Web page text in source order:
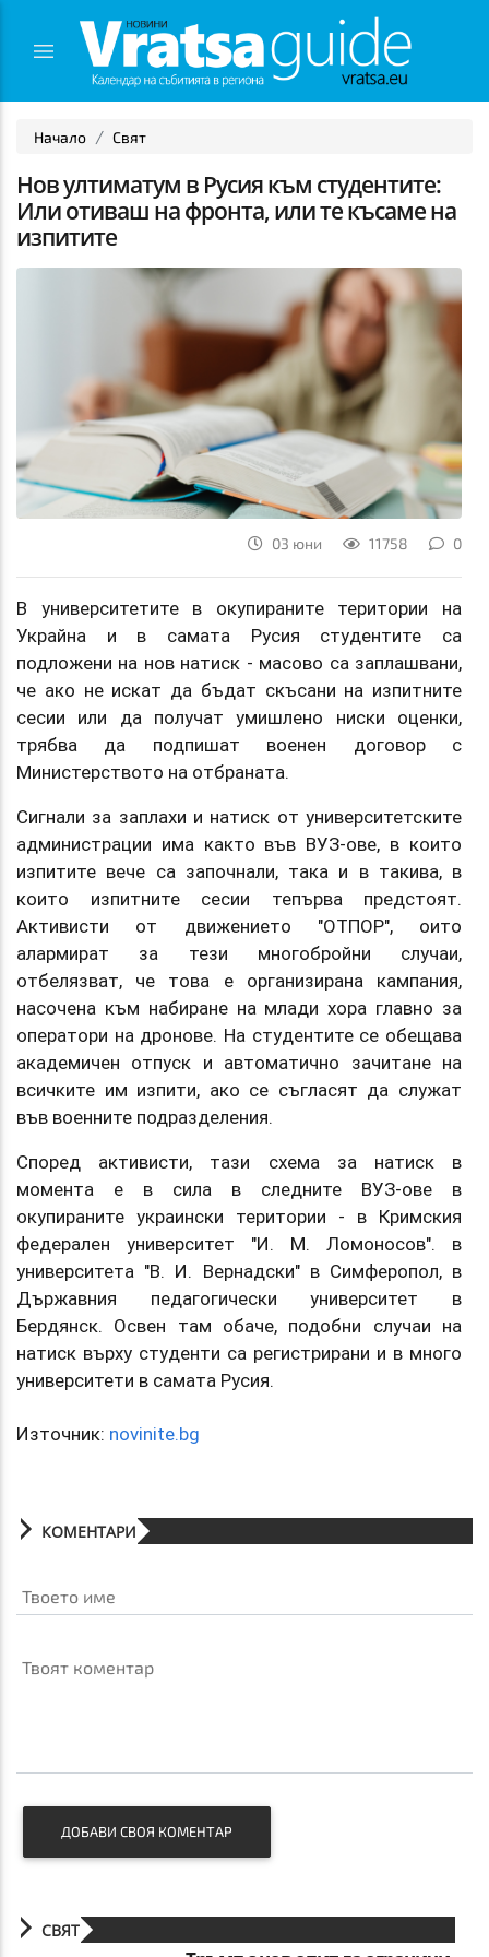
Начало Свят
Нов ултиматум в Русия към студентите:
Или отиваш на фронта, или те късаме на
изпитите
03 юни 11758 0
В университетите в окупираните територии на
Украйна и в самата Русия студентите са
подложени на нов натиск - масово са заплашвани,
че ако не искат да бъдат скъсани на изпитните
сесии или да получат умишлено ниски оценки,
трябва да подпишат военен договор с
Министерството на отбраната.
Сигнали за заплахи и натиск от университетските
администрации има както във ВУЗ-ове, в които
изпитите вече са започнали, така и в такива, в
които изпитните сесии тепърва предстоят.
Активисти от движението "ОТПОР", оито
алармират за тези многобройни случаи,
отбелязват, че това е организирана кампания,
насочена към набиране на млади хора главно за
оператори на дронове. На студентите се обещава
академичен отпуск и автоматично зачитане на
всичките им изпити, ако се съгласят да служат
във военните подразделения.
Според активисти, тази схема за натиск в
момента е в сила в следните ВУЗ-ове в
окупираните украински територии - в Кримския
федерален университет "И. М. Ломоносов". в
университета "В. И. Вернадски" в Симферопол, в
Държавния педагогически университет в
Бердянск. Освен там обаче, подобни случаи на
натиск върху студенти са регистрирани и в много
университети в самата Русия.
Източник: novinite.bg
КОМЕНТАРИ
Твоето име
Твоят коментар
ДОБАВИ СВОЯ КОМЕНТАР
СВЯТ